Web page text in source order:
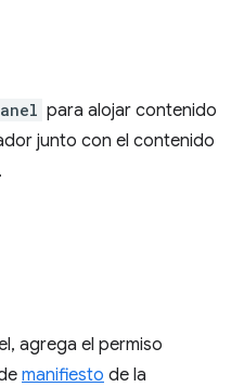
para alojar contenido
junto con el contenido
agrega el permiso
manifiesto de la